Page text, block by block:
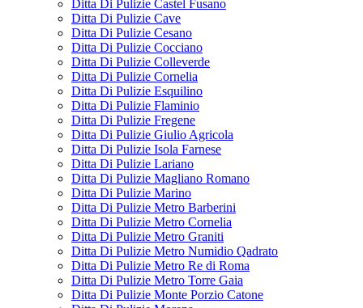
Ditta Di Pulizie Castel Fusano
Ditta Di Pulizie Cave
Ditta Di Pulizie Cesano
Ditta Di Pulizie Cocciano
Ditta Di Pulizie Colleverde
Ditta Di Pulizie Cornelia
Ditta Di Pulizie Esquilino
Ditta Di Pulizie Flaminio
Ditta Di Pulizie Fregene
Ditta Di Pulizie Giulio Agricola
Ditta Di Pulizie Isola Farnese
Ditta Di Pulizie Lariano
Ditta Di Pulizie Magliano Romano
Ditta Di Pulizie Marino
Ditta Di Pulizie Metro Barberini
Ditta Di Pulizie Metro Cornelia
Ditta Di Pulizie Metro Graniti
Ditta Di Pulizie Metro Numidio Qadrato
Ditta Di Pulizie Metro Re di Roma
Ditta Di Pulizie Metro Torre Gaia
Ditta Di Pulizie Monte Porzio Catone